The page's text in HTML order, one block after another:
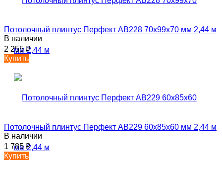
Потолочный плинтус Перфект AB228 70х99х70 мм 2,44 м
В наличии
2 255₽
Купить
Потолочный плинтус Перфект AB229 60х85х60 мм 2,44 м
В наличии
1 785₽
Купить